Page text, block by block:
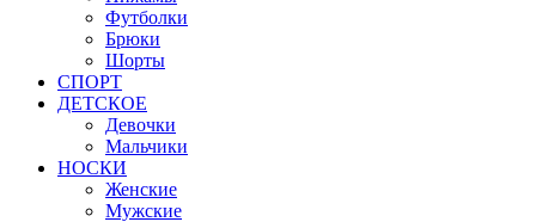
Футболки
Брюки
Шорты
СПОРТ
ДЕТСКОЕ
Девочки
Мальчики
НОСКИ
Женские
Мужские